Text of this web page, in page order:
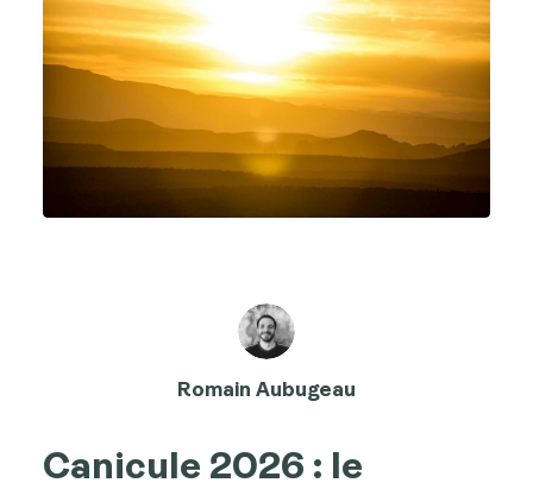
Romain Aubugeau
Canicule 2026 : le